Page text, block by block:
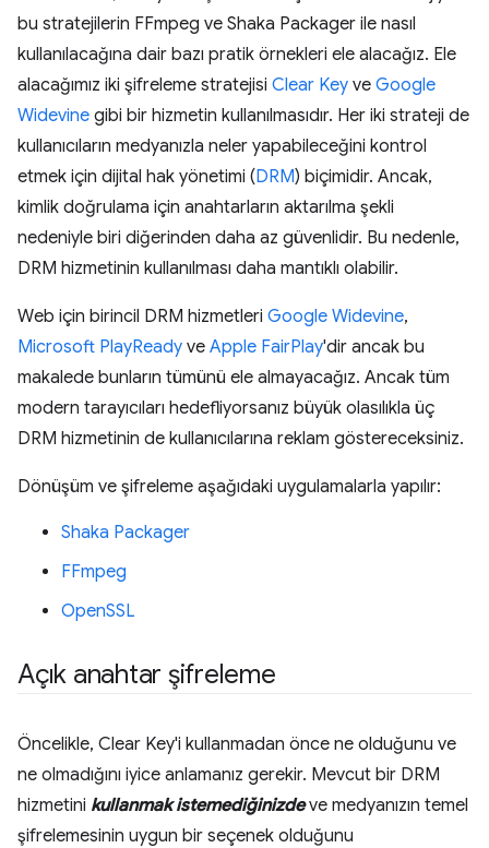
bu stratejilerin FFmpeg ve Shaka Packager ile nasıl
kullanılacağına dair bazı pratik örnekleri ele alacağız. Ele
alacağımız iki şifreleme stratejisi Clear Key ve Google
Widevine gibi bir hizmetin kullanılmasıdır. Her iki strateji de
kullanıcıların medyanızla neler yapabileceğini kontrol
etmek için dijital hak yönetimi (DRM) biçimidir. Ancak,
kimlik doğrulama için anahtarların aktarılma şekli
nedeniyle biri diğerinden daha az güvenlidir. Bu nedenle,
DRM hizmetinin kullanılması daha mantıklı olabilir.
Web için birincil DRM hizmetleri Google Widevine,
Microsoft PlayReady ve Apple FairPlay'dir ancak bu
makalede bunların tümünü ele almayacağız. Ancak tüm
modern tarayıcıları hedefliyorsanız büyük olasılıkla üç
DRM hizmetinin de kullanıcılarına reklam göstereceksiniz.
Dönüşüm ve şifreleme aşağıdaki uygulamalarla yapılır:
Shaka Packager
FFmpeg
OpenSSL
Açık anahtar şifreleme
Öncelikle, Clear Key'i kullanmadan önce ne olduğunu ve
ne olmadığını iyice anlamanız gerekir. Mevcut bir DRM
hizmetini kullanmak istemediğinizdeve medyanızın temel
şifrelemesinin uygun bir seçenek olduğunu